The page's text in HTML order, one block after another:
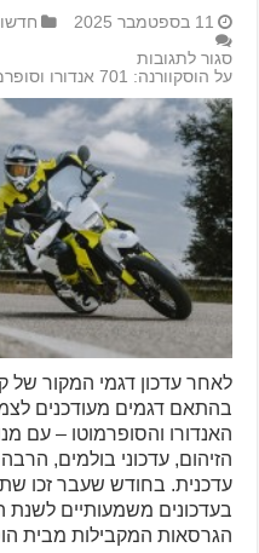
11 בספטמבר 2025
סגור לתגובות
על הוסקוורנה: 701 אנדורו וסופרמוטו חדשים ל־2026
לאחר עדכון דגמי המקור של
האנדורו והסופרמוטו – עם
הזיהום, עדכוני בולמים,
הגרסאות המקבילות מבית